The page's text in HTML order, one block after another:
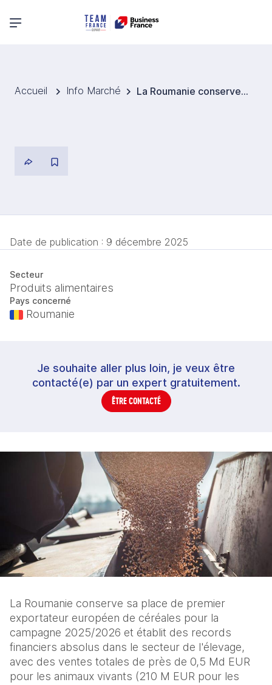
Menu principal
Accueil Info Marché La Roumanie conserve sa place de premier exportateur européen de céréales pour la campagne 2025/2026
Date de publication : 9 décembre 2025
Secteur
Produits alimentaires
Pays concerné
Roumanie
Je souhaite aller plus loin, je veux être
contacté(e) par un expert gratuitement.
ÊTRE CONTACTÉ
La Roumanie conserve sa place de premier
exportateur européen de céréales pour la
campagne 2025/2026 et établit des records
financiers absolus dans le secteur de l'élevage,
avec des ventes totales de près de 0,5 Md EUR
pour les animaux vivants (210 M EUR pour les